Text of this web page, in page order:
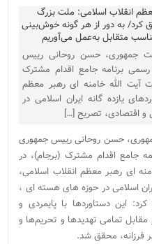
جمهوری، حسن روحانی رییس
برنامه جامع اقدام مشترک
آیت الله خامنه ای رهبر معظم
یازده گانه ایران اسلامی در
اقتصادی، تصریح […]
حسن روحانی رییس جمهوری
جامع اقدام مشترک (برجام)، در
ای رهبر معظم انقلاب اسلامی،
اسلامی در حوزه های هسته ای ،
این دستاوردها با پایمردی و
در مقابل تمامی تهدیدها و تحریم‌ها و
فرزانه، محقق شد.